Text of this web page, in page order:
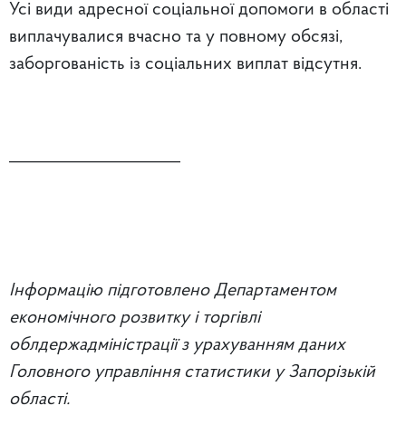
Усі види адресної соціальної допомоги в області
виплачувалися вчасно та у повному обсязі,
заборгованість із соціальних виплат відсутня.
Інформацію підготовлено Департаментом
економічного розвитку і торгівлі
облдержадміністрації з урахуванням даних
Головного управління статистики у Запорізькій
області.